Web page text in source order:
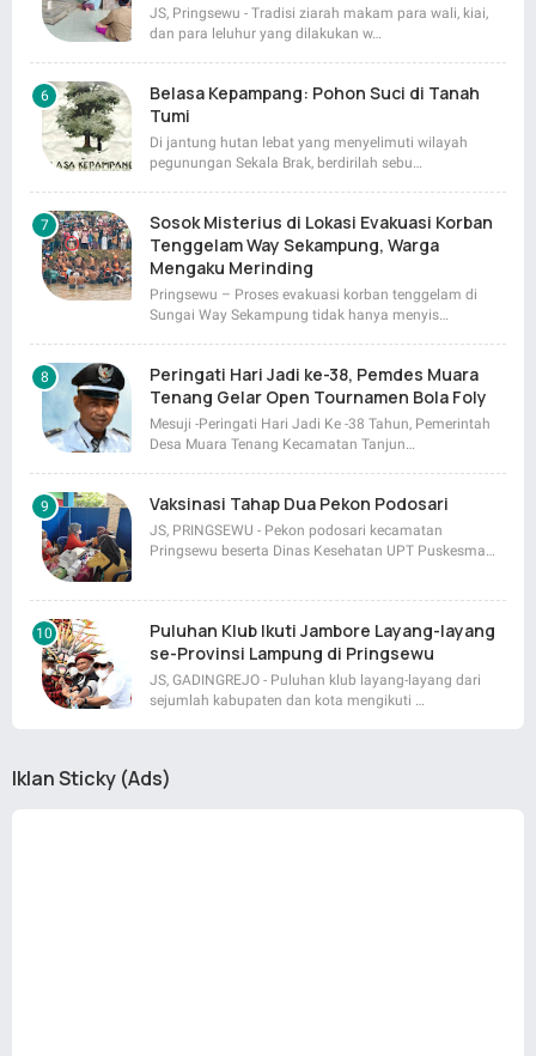
JS, Pringsewu - Tradisi ziarah makam para wali, kiai,
dan para leluhur yang dilakukan w…
Belasa Kepampang: Pohon Suci di Tanah
Tumi
Di jantung hutan lebat yang menyelimuti wilayah
pegunungan Sekala Brak, berdirilah sebu…
Sosok Misterius di Lokasi Evakuasi Korban
Tenggelam Way Sekampung, Warga
Mengaku Merinding
Pringsewu – Proses evakuasi korban tenggelam di
Sungai Way Sekampung tidak hanya menyis…
Peringati Hari Jadi ke-38, Pemdes Muara
Tenang Gelar Open Tournamen Bola Foly
Mesuji -Peringati Hari Jadi Ke -38 Tahun, Pemerintah
Desa Muara Tenang Kecamatan Tanjun…
Vaksinasi Tahap Dua Pekon Podosari
JS, PRINGSEWU - Pekon podosari kecamatan
Pringsewu beserta Dinas Kesehatan UPT Puskesma…
Puluhan Klub Ikuti Jambore Layang-layang
se-Provinsi Lampung di Pringsewu
JS, GADINGREJO - Puluhan klub layang-layang dari
sejumlah kabupaten dan kota mengikuti …
Iklan Sticky (Ads)